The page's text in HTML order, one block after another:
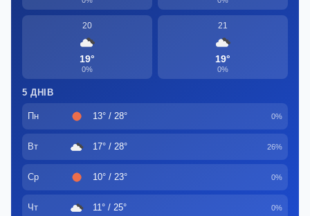
20
19°
0%
21
19°
0%
5 ДНІВ
Пн 13° / 28° 0%
Вт 17° / 28° 26%
Ср 10° / 23° 0%
Чт 11° / 25° 0%